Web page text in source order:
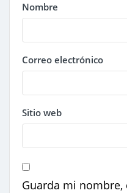
Nombre
Correo electrónico
Sitio web
Guarda mi